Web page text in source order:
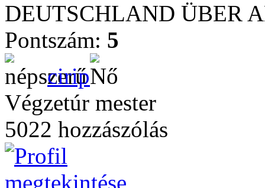
DEUTSCHLAND ÜBER
Pontszám: 5
cirip
Végzetúr mester
5022 hozzászólás